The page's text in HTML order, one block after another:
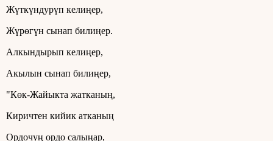
Жүткүндурүп келиңер,
Жүрөгүн сынап билиңер.
Алкындырып келиңер,
Акылын сынап билиңер,
"Көк-Жайыкта жатканың,
Киричтен кийик атканың
Ордочуң ордо салыңар,